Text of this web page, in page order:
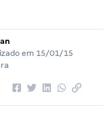
em 15/01/15